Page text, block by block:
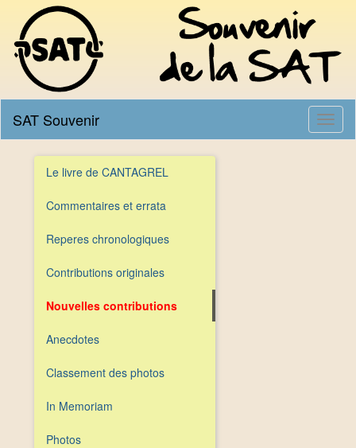
SAT Souvenir
Le livre de CANTAGREL
Commentaires et errata
Reperes chronologiques
Contributions originales
Nouvelles contributions
Anecdotes
Classement des photos
In Memoriam
Photos